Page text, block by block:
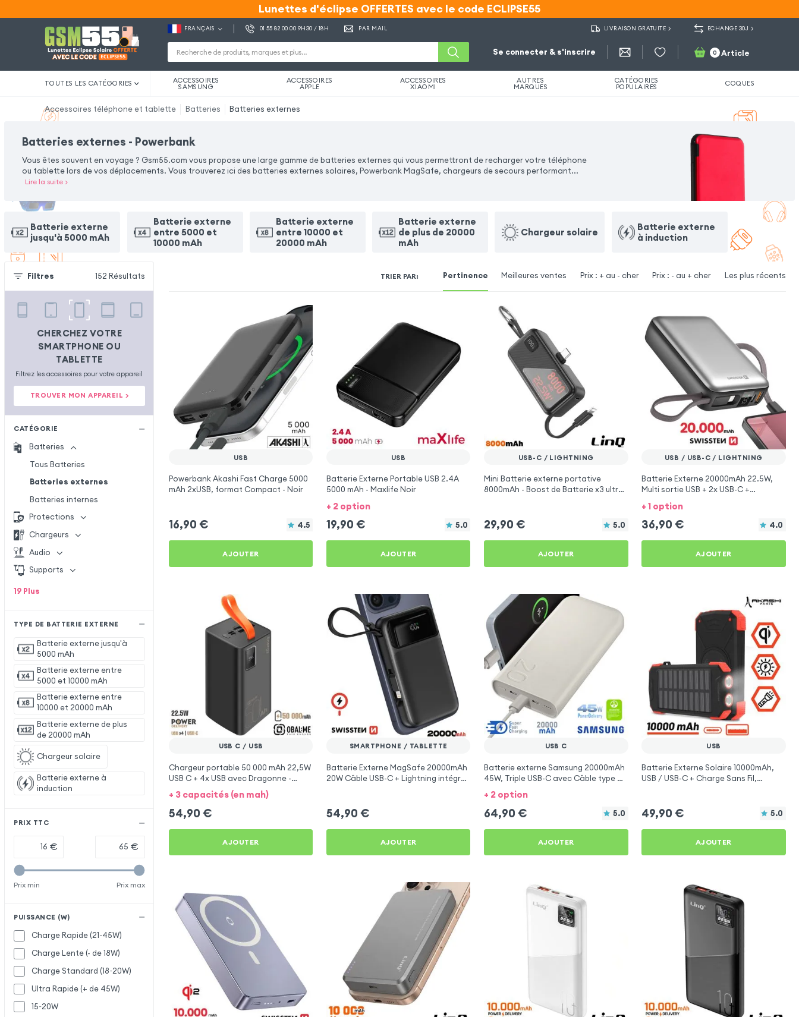
Lunettes d'éclipse OFFERTES avec le code ECLIPSE55
Lunettes d'éclipse OFFERTES avec le code ECLIPSE55
FRANÇAIS 01 55 82 00 00 9H30 / 18H PAR MAIL LIVRAISON GRATUITE ECHANGE 30J
Se connecter & s'inscrire 0 Article
TOUTES LES CATÉGORIES ACCESSOIRES
SAMSUNG
ACCESSOIRES
APPLE
ACCESSOIRES
XIAOMI
AUTRES
MARQUES
CATÉGORIES
POPULAIRES COQUES
Accessoires téléphone et tablette Batteries Batteries externes
Batteries externes - Powerbank
Vous êtes souvent en voyage ? Gsm55.com vous propose une large gamme de batteries externes qui vous permettront de recharger votre téléphone
ou tablette lors de vos déplacements. Vous trouverez ici des batteries externes solaires, Powerbank MagSafe, chargeurs de secours performant...
Lire la suite>
Batterie externe
jusqu'à 5000 mAh
Batterie externe
entre 5000 et
10000 mAh
Batterie externe
entre 10000 et
20000 mAh
Batterie externe
de plus de 20000
mAh
Chargeur solaire
Batterie externe
à induction
Filtres 152 Résultats
CHERCHEZ VOTRE
SMARTPHONE OU
TABLETTE
Filtrez les accessoires pour votre appareil
TROUVER MON APPAREIL >
CATÉGORIE
Batteries
Tous Batteries
Batteries externes
Batteries internes
Protections
Chargeurs
Audio
Supports
19 Plus
TYPE DE BATTERIE EXTERNE
Batterie externe jusqu'à
5000 mAh
Batterie externe entre
5000 et 10000 mAh
Batterie externe entre
10000 et 20000 mAh
Batterie externe de plus
de 20000 mAh
Chargeur solaire
Batterie externe à
induction
PRIX TTC
€ €
Prix min Prix max
PUISSANCE (W)
Charge Rapide (21~45W)
Charge Lente (- de 18W)
Charge Standard (18~20W)
Ultra Rapide (+ de 45W)
15~20W
TRIER PAR: Pertinence Meilleures ventes Prix : + au - cher Prix : - au + cher Les plus récents
USB
Powerbank Akashi Fast Charge 5000
mAh 2xUSB, format Compact - Noir
16,90 € 4.5
AJOUTER
USB
Batterie Externe Portable USB 2.4A
5000 mAh - Maxlife Noir
+ 2 option
19,90 € 5.0
AJOUTER
USB-C / LIGHTNING
Mini Batterie externe portative
8000mAh - Boost de Batterie x3 ultra
29,90 € 5.0
AJOUTER
USB / USB-C / LIGHTNING
Batterie Externe 20000mAh 22.5W,
Multi sortie USB + 2x USB-C +
Lightning - Swissten
+ 1 option
36,90 € 4.0
AJOUTER
USB C / USB
Chargeur portable 50 000 mAh 22,5W
USB C + 4x USB avec Dragonne -
Obal:Me EnergyPulse
+ 3 capacités (en mah)
54,90 €
AJOUTER
SMARTPHONE / TABLETTE
Batterie Externe MagSafe 20000mAh
20W Câble USB-C + Lightning intégrés
54,90 €
AJOUTER
USB C
Batterie externe Samsung 20000mAh
45W, Triple USB-C avec Câble type C -
Beige
+ 2 option
64,90 € 5.0
AJOUTER
USB
Batterie Externe Solaire 10000mAh,
USB / USB-C + Charge Sans Fil,
49,90 € 5.0
AJOUTER